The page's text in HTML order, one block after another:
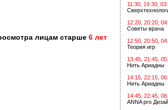
лицам старше 6 лет
11:30, 19:30,
12:20, 20:20,
Советы врача
12:50, 20:50,
Теория игр
13:45, 21:45,
Нить Ариадны
14:15, 22:15,
Нить Ариадны
14:45, 22:45,
ANNA pro